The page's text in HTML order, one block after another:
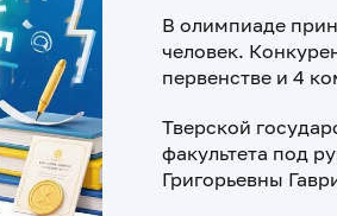
В олимпиаде
человек.
первенстве и 4
Тверской
факультета под
Григорьевны